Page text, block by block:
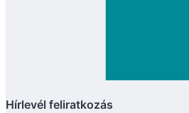
Hírlevél feliratkozás